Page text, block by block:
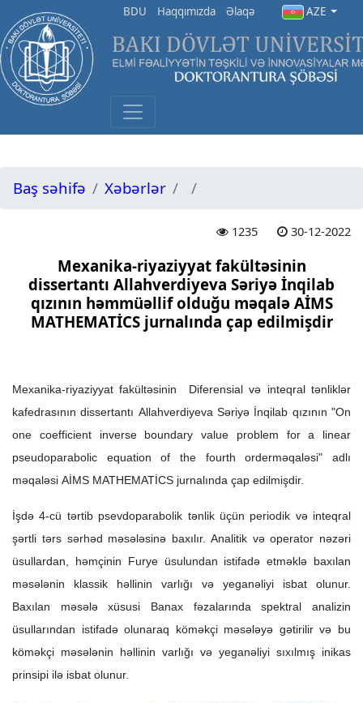
BDU Haqqımızda Əlaqə AZE
Baş səhifə Xəbərlər
1235 30-12-2022
Mexanika-riyaziyyat fakültəsinin
dissertantı Allahverdiyeva Səriyə İnqilab
qızının həmmüəllif olduğu məqalə AİMS
MATHEMATİCS jurnalında çap edilmişdir
Mexanika-riyaziyyat fakültəsinin Diferensial və inteqral tənliklər
kafedrasının dissertantı Allahverdiyeva Səriyə İnqilab qızının "On
one coefficient inverse boundary value problem for a linear
pseudoparabolic equation of the fourth orderməqaləsi" adlı
məqaləsi AİMS MATHEMATİCS jurnalında çap edilmişdir.
İşdə 4-cü tərtib psevdoparabolik tənlik üçün periodik və inteqral
şərtli tərs sərhəd məsələsinə baxılır. Analitik və operator nəzəri
üsullardan, həmçinin Furye üsulundan istifadə etməklə baxılan
məsələnin klassik həllinin varlığı və yeganəliyi isbat olunur.
Baxılan məsələ xüsusi Banax fəzalarında spektral analizin
üsullarından istifadə olunaraq köməkçi məsələyə gətirilir və bu
köməkçi məsələnin həllinin varlığı və yeganəliyi sıxılmış inikas
prinsipi ilə isbat olunur.